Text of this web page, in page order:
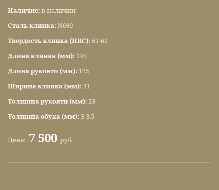
Наличие: в наличии
Сталь клинка: N690
Твердость клинка (HRC): 61-62
Длина клинка (мм): 145
Длина рукояти (мм): 125
Ширина клинка (мм): 31
Толщина рукояти (мм): 23
Толщина обуха (мм): 3-3,5
Цена: 7 500 руб.